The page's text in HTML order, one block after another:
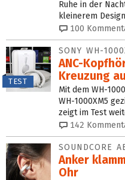
Ruhe in der
kleinerem
100
TEST
SONY WH-
ANC-
Kreuzung
Mit dem WH-
WH-1000XM5
zeigt im Test
142
SOUNDCORE
Anker
Ohr